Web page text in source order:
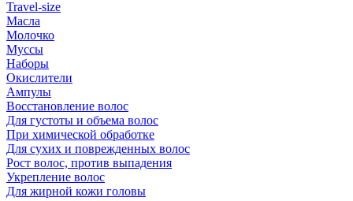
Travel-size
Масла
Молочко
Муссы
Наборы
Окислители
Ампулы
Восстановление волос
Для густоты и объема волос
При химической обработке
Для сухих и поврежденных волос
Рост волос, против выпадения
Укрепление волос
Для жирной кожи головы